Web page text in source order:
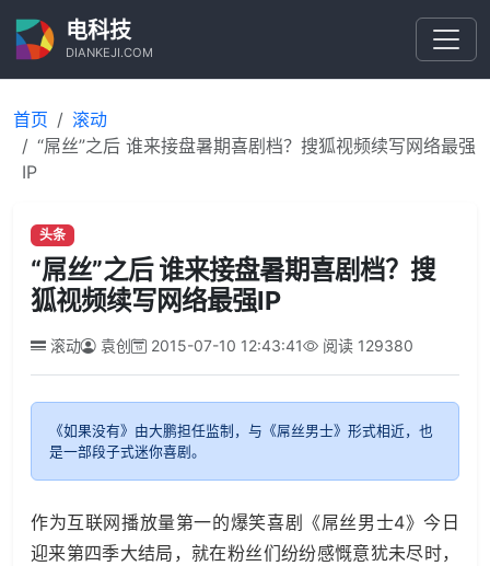
电科技
DIANKEJI.COM
首页
滚动
“屌丝”之后 谁来接盘暑期喜剧档？搜狐视频续写网络最强
IP
头条
“屌丝”之后 谁来接盘暑期喜剧档？搜
狐视频续写网络最强IP
滚动 袁创 2015-07-10 12:43:41 阅读 129380
《如果没有》由大鹏担任监制，与《屌丝男士》形式相近，也
是一部段子式迷你喜剧。
作为互联网播放量第一的爆笑喜剧《屌丝男士4》今日
迎来第四季大结局，就在粉丝们纷纷感慨意犹未尽时，